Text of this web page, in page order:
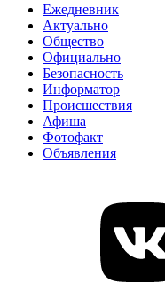
Ежедневник
Актуально
Общество
Официально
Безопасность
Информатор
Происшествия
Афиша
Фотофакт
Объявления